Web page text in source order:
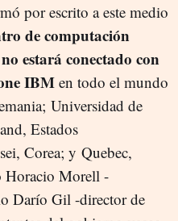
por escrito a este medio
de computación
estará conectado con
IBM en todo el mundo
Universidad de
Estados
Corea; y Quebec,
Horacio Morell -
Darío Gil -director de